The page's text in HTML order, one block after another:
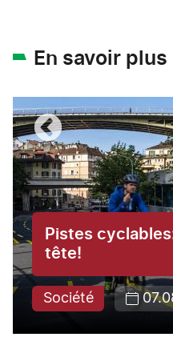
En savoir plus
Pistes
tête!
Société